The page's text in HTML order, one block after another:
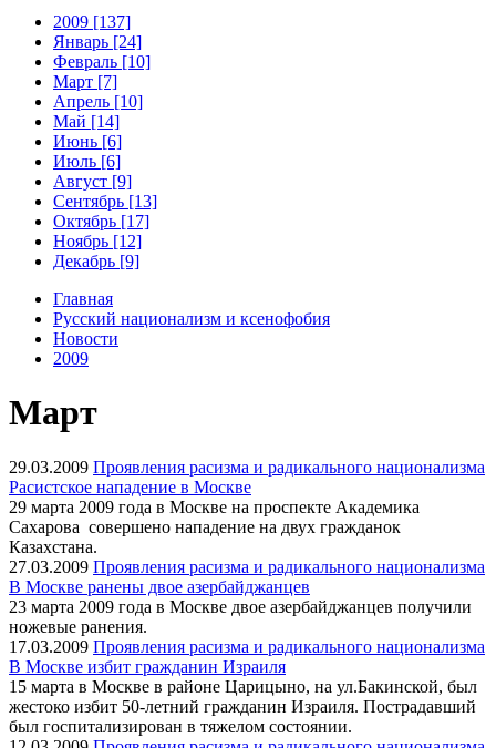
2009 [137]
Январь [24]
Февраль [10]
Март [7]
Апрель [10]
Май [14]
Июнь [6]
Июль [6]
Август [9]
Сентябрь [13]
Октябрь [17]
Ноябрь [12]
Декабрь [9]
Главная
Русский национализм и ксенофобия
Новости
2009
Март
29.03.2009 Проявления расизма и радикального национализма
Расистское нападение в Москве
29 марта 2009 года в Москве на проспекте Академика
Сахарова совершено нападение на двух гражданок
Казахстана.
27.03.2009 Проявления расизма и радикального национализма
В Москве ранены двое азербайджанцев
23 марта 2009 года в Москве двое азербайджанцев получили
ножевые ранения.
17.03.2009 Проявления расизма и радикального национализма
В Москве избит гражданин Израиля
15 марта в Москве в районе Царицыно, на ул.Бакинской, был
жестоко избит 50-летний гражданин Израиля. Пострадавший
был госпитализирован в тяжелом состоянии.